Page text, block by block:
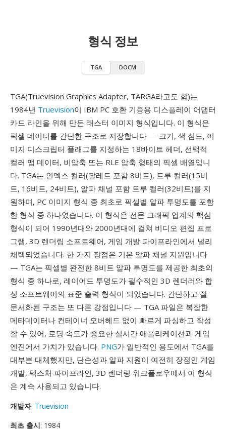
형식 정보
TGA DOCM
TGA(Truevision Graphics Adapter, TARGA라고도 함)는
1984년 Truevision이 IBM PC 호환 기종용 디스플레이 어댑터
카드 라인을 위해 만든 래스터 이미지 형식입니다. 이 형식은
픽셀 데이터를 간단한 구조로 저장합니다 — 크기, 색 심도, 이
미지 디스크립터 플래그를 지정하는 18바이트 헤더, 선택적
컬러 맵 데이터, 비압축 또는 RLE 압축 형태의 픽셀 배열입니
다. TGA는 인덱스 컬러(팔레트 포함 8비트), 트루 컬러(15비
트, 16비트, 24비트), 알파 채널 포함 트루 컬러(32비트)를 지
원하며, PC 이미지 형식 중 최초로 픽셀별 알파 투명도를 포함
한 형식 중 하나였습니다. 이 형식은 전문 그래픽 업계의 핵심
형식이 되어 1990년대와 2000년대에 걸쳐 비디오 편집 프로
그램, 3D 렌더링 소프트웨어, 게임 개발 파이프라인에서 널리
채택되었습니다. 한 가지 장점은 기본 알파 채널 지원입니다
— TGA는 픽셀별 완전한 8비트 알파 투명도를 제공한 최초의
형식 중 하나로, 레이어드 투명도가 필수적인 3D 렌더러와 합
성 소프트웨어의 표준 출력 형식이 되었습니다. 간단하고 잘
문서화된 구조는 또 다른 강점입니다 — TGA 파일은 복잡한
메타데이터나 컨테이너 오버헤드 없이 빠르게 파싱하고 작성
할 수 있어, 로딩 속도가 중요한 실시간 애플리케이션과 게임
엔진에서 가치가 있습니다. PNG가 일반적인 용도에서 TGA를
대부분 대체했지만, 단순성과 알파 지원이 여전히 장점인 게임
개발, 텍스처 파이프라인, 3D 렌더링 워크플로우에서 이 형식
은 계속 사용되고 있습니다.
개발자: Truevision
최초 출시: 1984